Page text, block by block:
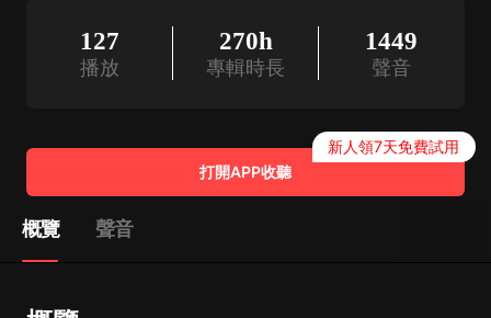
127
播放
270h
專輯時長
1449
聲音
打開APP收聽
新人領7天免費試用
概覽 聲音